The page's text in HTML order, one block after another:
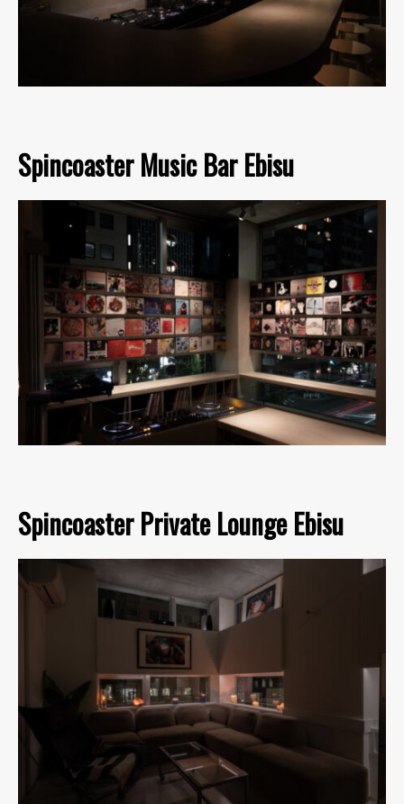
Spincoaster Music Bar Ebisu
Spincoaster Private Lounge Ebisu